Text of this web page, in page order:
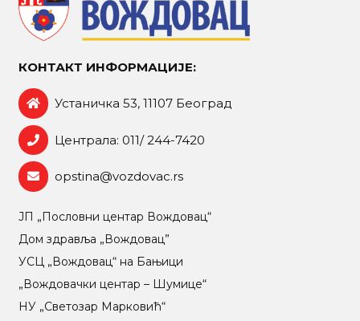
КОНТАКТ ИНФОРМАЦИЈЕ:
Устаничка 53, 11107 Београд
Централа: 011/ 244-7420
opstina@vozdovac.rs
ЈП „Пословни центар Вождовац“
Дом здравља „Вождовац”
УСЦ „Вождовац“ на Бањици
„Вождовачки центар – Шумице“
НУ „Светозар Марковић“